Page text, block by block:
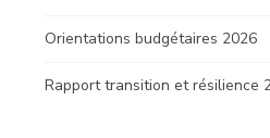
Orientations budgétaires 2026
Rapport transition et résilience